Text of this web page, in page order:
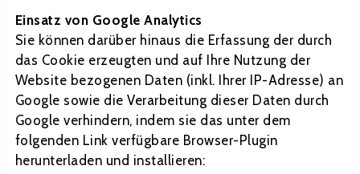
Einsatz von Google Analytics
Sie können darüber hinaus die Erfassung der durch
das Cookie erzeugten und auf Ihre Nutzung der
Website bezogenen Daten (inkl. Ihrer IP-Adresse) an
Google sowie die Verarbeitung dieser Daten durch
Google verhindern, indem sie das unter dem
folgenden Link verfügbare Browser-Plugin
herunterladen und installieren: